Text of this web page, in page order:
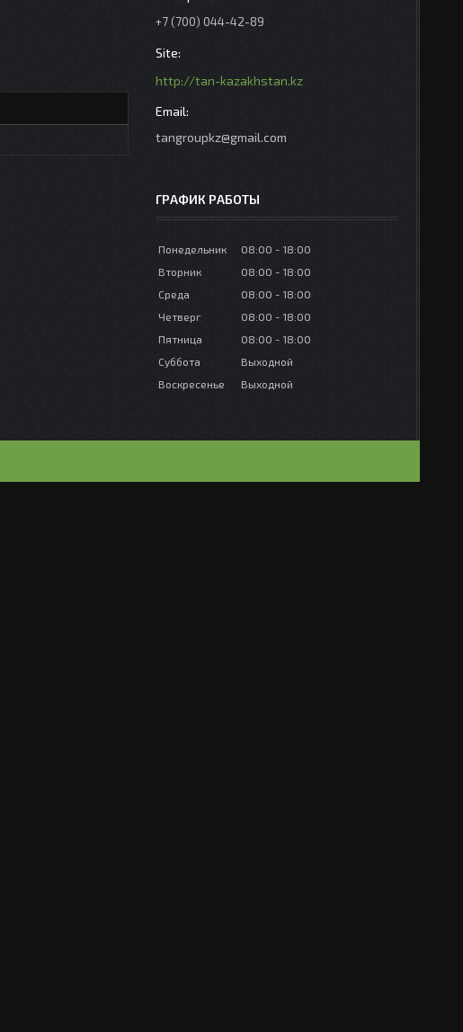
+7 (700) 044-42-89
http://tan-kazakhstan.kz
tangroupkz@gmail.com
ГРАФИК РАБОТЫ
Понедельник 08:00
18:00
Вторник
08:00
18:00
Среда
08:00
18:00
Четверг
08:00
18:00
Пятница
08:00
18:00
Суббота
Выходной
Воскресенье
Выходной